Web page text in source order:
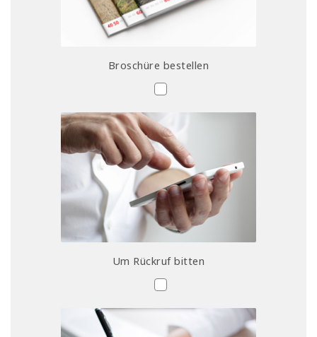
Broschüre bestellen
Um Rückruf bitten